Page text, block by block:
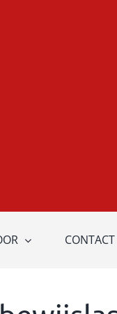
CONTACT